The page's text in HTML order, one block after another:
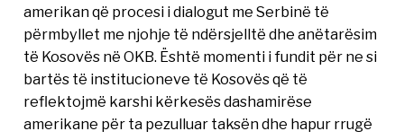
amerikan që procesi i dialogut me Serbinë të
përmbyllet me njohje të ndërsjelltë dhe anëtarësim
të Kosovës në OKB. Është momenti i fundit për ne si
bartës të institucioneve të Kosovës që të
reflektojmë karshi kërkesës dashamirëse
amerikane për ta pezulluar taksën dhe hapur rrugë